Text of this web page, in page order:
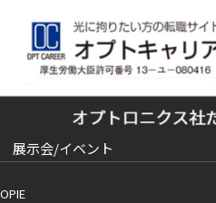
展示会/イベント
OPIE